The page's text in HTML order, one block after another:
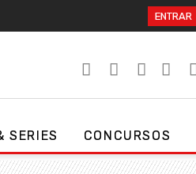
ENTRAR
SERIES CONCURSOS